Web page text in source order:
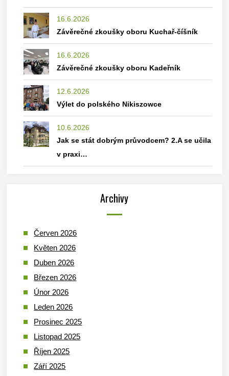
16.6.2026
Závěrečné zkoušky oboru Kuchař-číšník
16.6.2026
Závěrečné zkoušky oboru Kadeřník
12.6.2026
Výlet do polského Nikiszowce
10.6.2026
Jak se stát dobrým průvodcem? 2.A se učila
v praxi…
Archivy
Červen 2026
Květen 2026
Duben 2026
Březen 2026
Únor 2026
Leden 2026
Prosinec 2025
Listopad 2025
Říjen 2025
Září 2025